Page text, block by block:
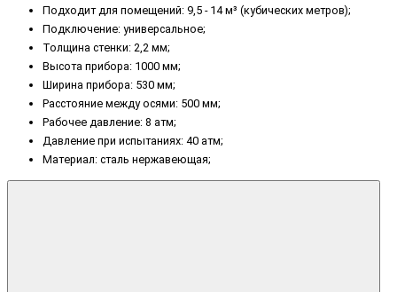
Подходит для помещений: 9,5 - 14 м³ (кубических метров);
Подключение: универсальное;
Толщина стенки: 2,2 мм;
Высота прибора: 1000 мм;
Ширина прибора: 530 мм;
Расстояние между осями: 500 мм;
Рабочее давление: 8 атм;
Давление при испытаниях: 40 атм;
Материал: сталь нержавеющая;